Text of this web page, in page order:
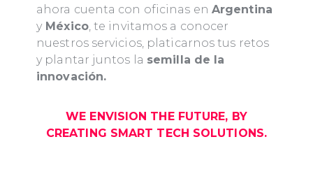
ahora cuenta con oficinas en Argentina
yMéxico, te invitamos a conocer
nuestros servicios, platicarnos tus retos
y plantar juntos la semilla de la
innovación.
WE ENVISION THE FUTURE, BY
CREATING SMART TECH SOLUTIONS.